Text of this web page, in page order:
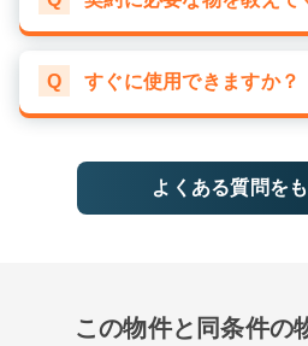
Q すぐに使用できますか？
よくある質問を
この物件と同条件の